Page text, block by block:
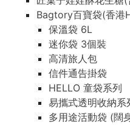
Bagtory百寶袋(香港
保溫袋 6L
迷你袋 3個裝
高清旅人包
信件通告掛袋
HELLO 童袋系列
易攜式透明收納系
多用途活動袋 (闊